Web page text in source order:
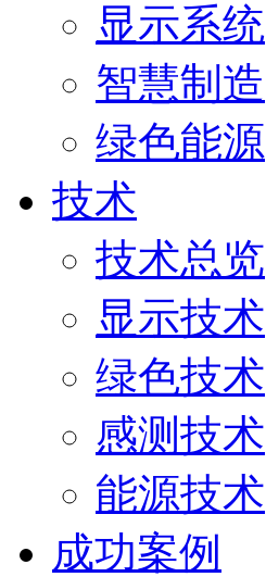
显示系统
智慧制造
绿色能源
技术
技术总览
显示技术
绿色技术
感测技术
能源技术
成功案例